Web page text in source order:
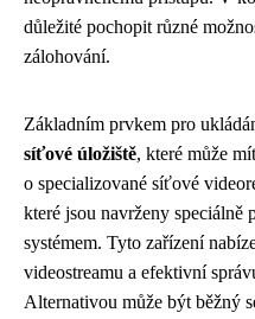
důležité pochopit různé
zálohování.
Základním prvkem pro
síťové úložiště, které může
o specializované síťové
které jsou navrženy speciálně
systémem. Tyto zařízení
videostreamu a efektivní
Alternativou může být běžný